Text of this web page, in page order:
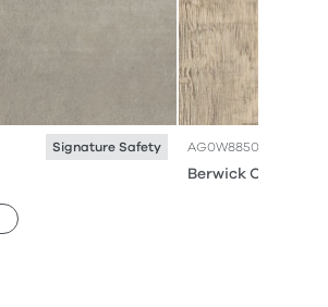
Signature Safety AG0W8850
Berwick Oak